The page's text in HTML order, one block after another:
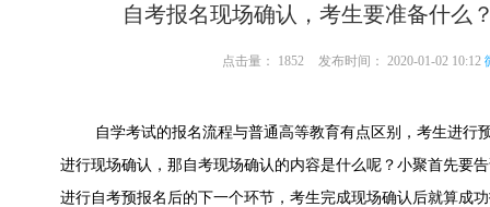
自考报名现场确认，考生要准备什么
点击量： 1852 发布时间： 2020-01-02 10:12
自学考试的报名流程与普通高等教育有点区别，考生进行
进行现场确认，那自考现场确认的内容是什么呢？小聚首先要
进行自考预报名后的下一个环节，考生完成现场确认后就算成